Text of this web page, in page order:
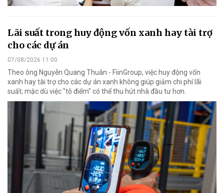
Lãi suất trong huy động vốn xanh hay tài trợ
cho các dự án
07/08/2026 11:00
Theo ông Nguyễn Quang Thuân - FiinGroup, việc huy động vốn
xanh hay tài trợ cho các dự án xanh không giúp giảm chi phí lãi
suất; mặc dù việc "tô điểm" có thể thu hút nhà đầu tư hơn.